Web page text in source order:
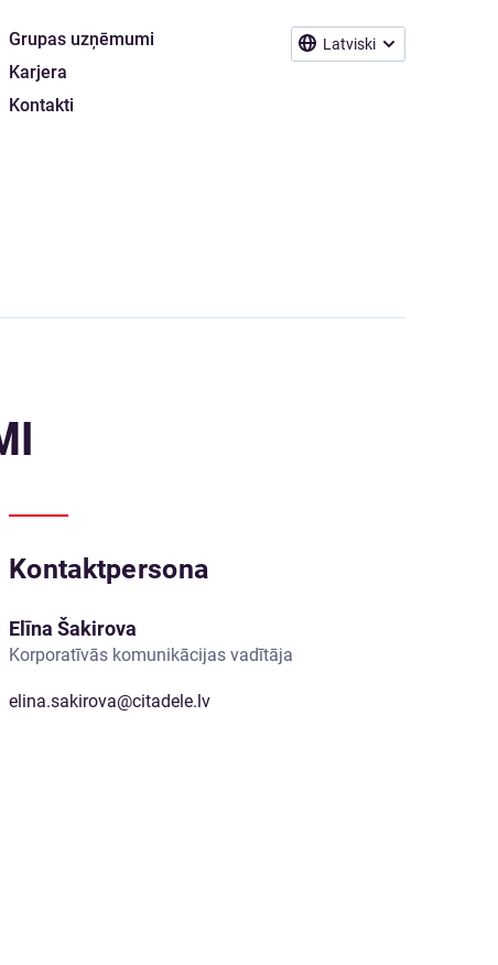
Latviski
Grupas uzņēmumi
Karjera
Kontakti
Kontaktpersona
Elīna Šakirova
Korporatīvās komunikācijas vadītāja
elina.sakirova@citadele.lv